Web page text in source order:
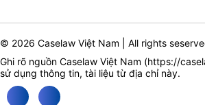
© 2026 Caselaw Việt Nam | All rights
Ghi rõ nguồn Caselaw Việt Nam (https://
sử dụng thông tin, tài liệu từ địa chỉ này.